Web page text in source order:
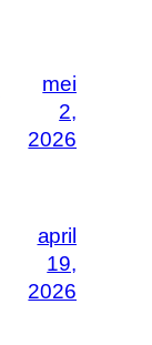
mei
2,
2026
april
19,
2026